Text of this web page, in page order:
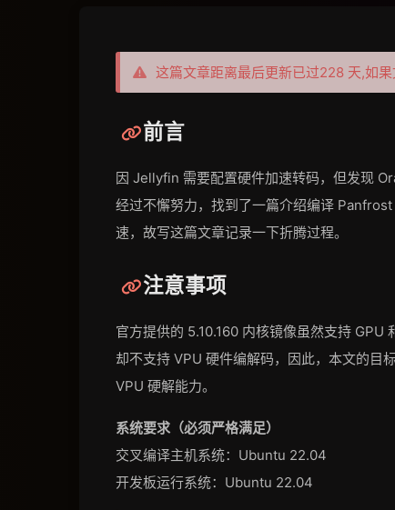
这篇文章距离最后更新已过228 天,如
前言
因 Jellyfin 需要配置硬件加速转码，但发现
经过不懈努力，找到了一篇介绍编译
速，故写这篇文章记录一下折腾过程。
注意事项
官方提供的 5.10.160 内核镜像虽然支持
却不支持 VPU 硬件编解码，因此，本文的目
VPU 硬解能力。
系统要求（必须严格满足）
交叉编译主机系统：Ubuntu 22.04
开发板运行系统：Ubuntu 22.04